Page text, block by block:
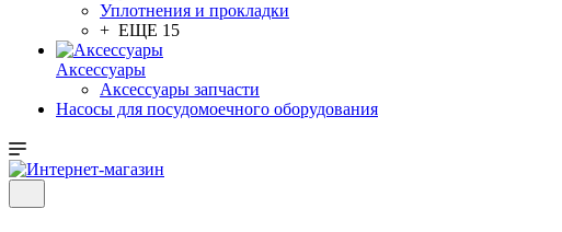
Уплотнения и прокладки
+ ЕЩЕ 15
Аксессуары
Аксессуары запчасти
Насосы для посудомоечного оборудования